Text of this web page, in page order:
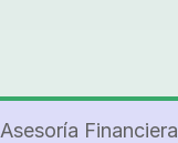
Asesoría Financiera